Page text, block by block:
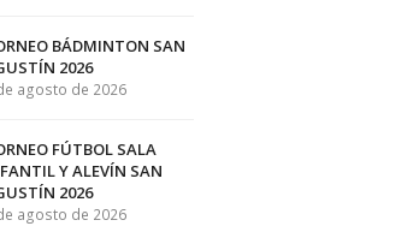
BÁDMINTON SAN
2026
agosto de 2026
FÚTBOL SALA
Y ALEVÍN SAN
2026
agosto de 2026